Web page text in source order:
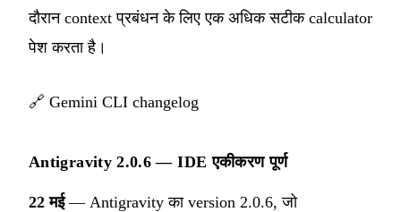
दौरान context प्रबंधन के लिए एक अधिक सटीक calculator
पेश करता है।
🔗 Gemini CLI changelog
Antigravity 2.0.6 — IDE एकीकरण पूर्ण
22 मई— Antigravity का version 2.0.6, जो